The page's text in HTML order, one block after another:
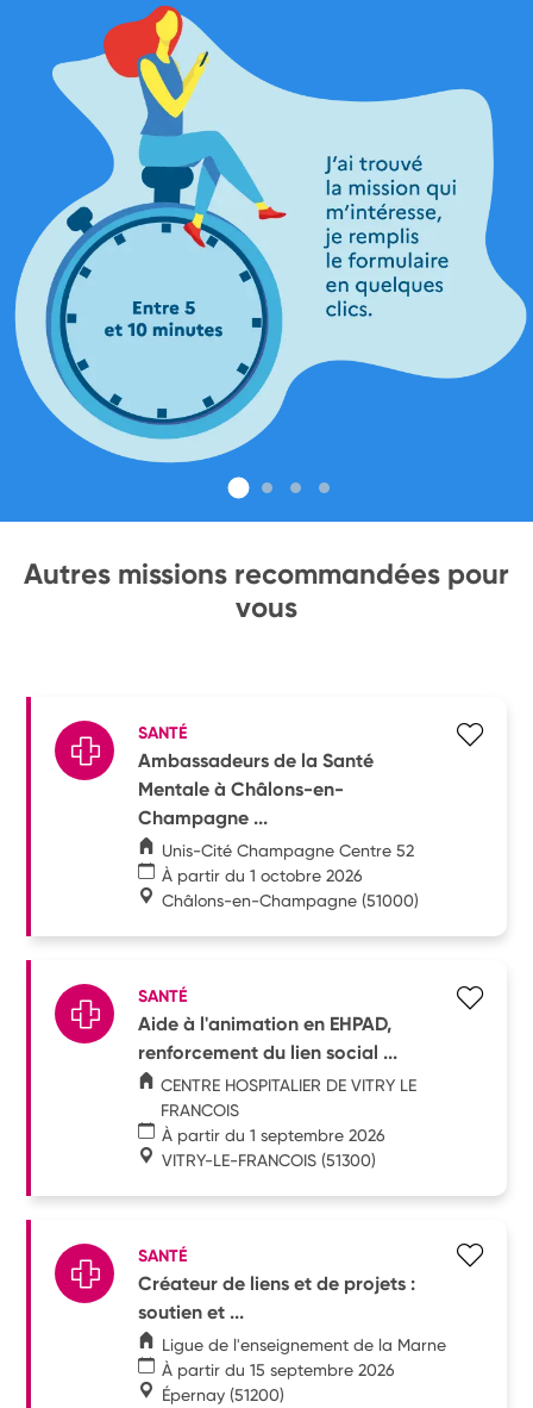
Autres missions recommandées pour
vous
SANTÉ
Ambassadeurs de la Santé
Mentale à Châlons-en-
Champagne ...
Unis-Cité Champagne Centre 52
À partir du 1 octobre 2026
Châlons-en-Champagne (51000)
SANTÉ
Aide à l'animation en EHPAD,
renforcement du lien social ...
CENTRE HOSPITALIER DE VITRY LE
FRANCOIS
À partir du 1 septembre 2026
VITRY-LE-FRANCOIS (51300)
SANTÉ
Créateur de liens et de projets :
soutien et ...
Ligue de l'enseignement de la Marne
À partir du 15 septembre 2026
Épernay (51200)